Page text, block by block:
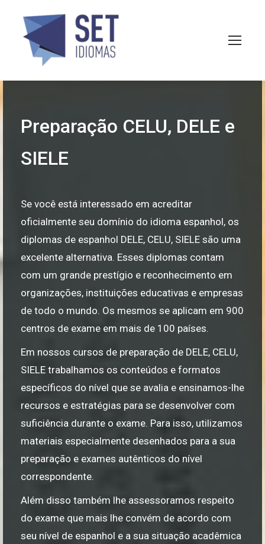
Preparação CELU, DELE e
SIELE
Se você está interessado em acreditar
oficialmente seu domínio do idioma espanhol, os
diplomas de espanhol DELE, CELU, SIELE são uma
excelente alternativa. Esses diplomas contam
com um grande prestígio e reconhecimento em
organizações, instituições educativas e empresas
de todo o mundo. Os mesmos se aplicam em 900
centros de exame em mais de 100 países.
Em nossos cursos de preparação de DELE, CELU,
SIELE trabalhamos os conteúdos e formatos
específicos do nível que se avalia e ensinamos-lhe
recursos e estratégias para se desenvolver com
suficiência durante o exame. Para isso, utilizamos
materiais especialmente desenhados para a sua
preparação e exames autênticos do nível
correspondente.
Além disso também lhe assessoramos respeito
do exame que mais lhe convém de acordo com
seu nível de espanhol e a sua situação acadêmica